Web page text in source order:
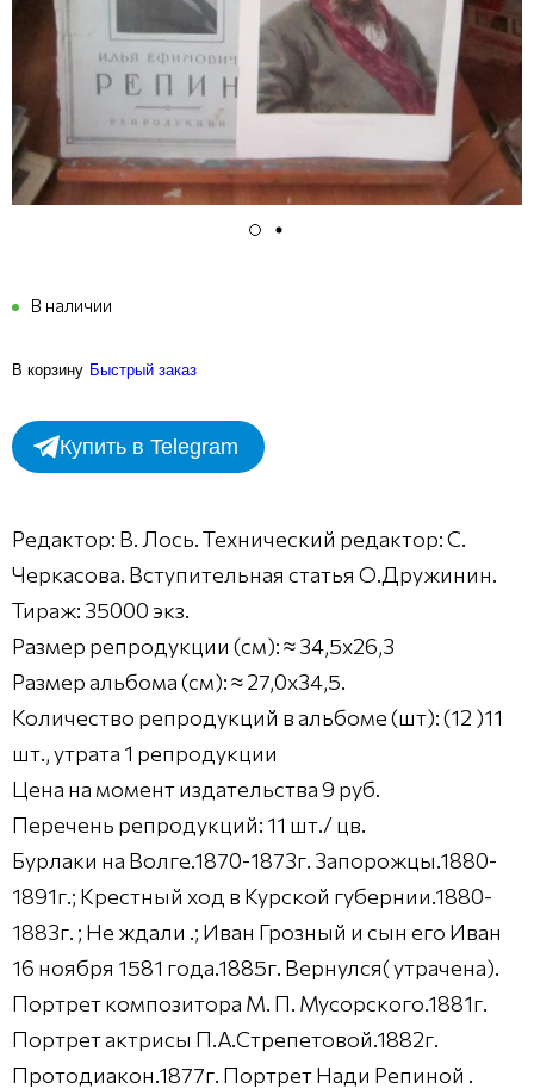
В наличии
В корзину Быстрый заказ
Купить в Telegram
Редактор: В. Лось. Технический редактор: С.
Черкасова. Вступительная статья О.Дружинин.
Тираж: 35000 экз.
Размер репродукции (см): ≈ 34,5х26,3
Размер альбома (см): ≈ 27,0х34,5.
Количество репродукций в альбоме (шт): (12 )11
шт., утрата 1 репродукции
Цена на момент издательства 9 руб.
Перечень репродукций: 11 шт./ цв.
Бурлаки на Волге.1870-1873г. Запорожцы.1880-
1891г.; Крестный ход в Курской губернии.1880-
1883г. ; Не ждали .; Иван Грозный и сын его Иван
16 ноября 1581 года.1885г. Вернулся( утрачена).
Портрет композитора М. П. Мусорского.1881г.
Портрет актрисы П.А.Стрепетовой.1882г.
Протодиакон.1877г. Портрет Нади Репиной .